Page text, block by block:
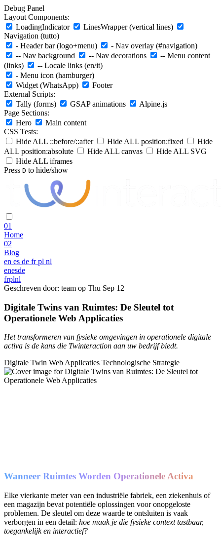
Debug Panel
Layout Components:
LoadingIndicator
LinesWrapper (vertical lines)
Navigation (tutto)
- Header bar (logo+menu)
- Nav overlay (#navigation)
-- Nav background
-- Nav decorations
-- Menu content
(links)
-- Locale links (en/it)
- Menu icon (hamburger)
Widget (WhatsApp)
Footer
External Scripts:
Tally (forms)
GSAP animations
Alpine.js
Page Sections:
Hero
Main content
CSS Tests:
Hide ALL ::before/::after
Hide ALL position:fixed
Hide
ALL position:absolute
Hide ALL canvas
Hide ALL SVG
Hide ALL iframes
Press D to hide/show
01
Home
02
Blog
en es de fr pl nl
enesde
frplnl
Geschreven door: team op Thu Sep 12
Digitale Twins van Ruimtes: De Sleutel tot
Operationele Web Applicaties
Het transformeren van fysieke omgevingen in operationele digitale
activa is de kans die Twinteraction aan uw bedrijf biedt.
Digitale Twin Web Applicaties Technologische Strategie
Wanneer Ruimtes Worden Operationele Activa
Elke vierkante meter van een industriële fabriek, een ziekenhuis of
een magazijn bevat potentiële oplossingen voor onopgeloste
problemen. De sleutel om deze waarde te ontsluiten is vaak
verborgen in een detail: hoe maak je die fysieke context tastbaar,
toegankelijk en interactief?